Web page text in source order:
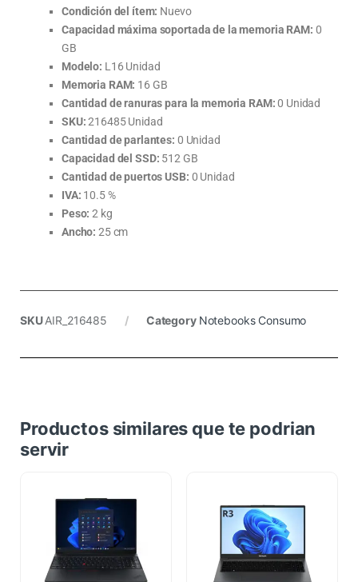
Condición del ítem: Nuevo
Capacidad máxima soportada de la memoria RAM: 0
GB
Modelo: L16 Unidad
Memoria RAM: 16 GB
Cantidad de ranuras para la memoria RAM:0 Unidad
SKU:216485 Unidad
Cantidad de parlantes: 0 Unidad
Capacidad del SSD: 512 GB
Cantidad de puertos USB: 0 Unidad
IVA: 10.5 %
Peso: 2 kg
Ancho: 25 cm
SKUAIR_216485 Category Notebooks Consumo
Productos similares que te podrian
servir